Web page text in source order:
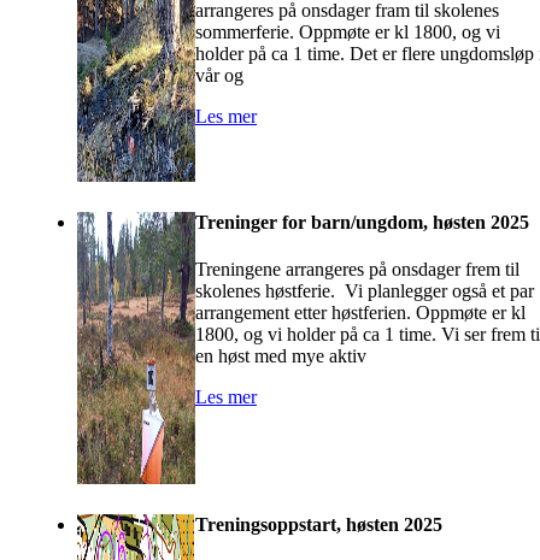
arrangeres på onsdager fram til skolenes
sommerferie. Oppmøte er kl 1800, og vi
holder på ca 1 time. Det er flere ungdomsløp
vår og
Les mer
Treninger for barn/ungdom, høsten 2025
Treningene arrangeres på onsdager frem til
skolenes høstferie. Vi planlegger også et par
arrangement etter høstferien. Oppmøte er kl
1800, og vi holder på ca 1 time. Vi ser frem
en høst med mye aktiv
Les mer
Treningsoppstart, høsten 2025